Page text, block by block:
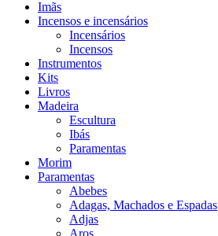
Imãs
Incensos e incensários
Incensários
Incensos
Instrumentos
Kits
Livros
Madeira
Escultura
Ibás
Paramentas
Morim
Paramentas
Abebes
Adagas, Machados e Espadas
Adjas